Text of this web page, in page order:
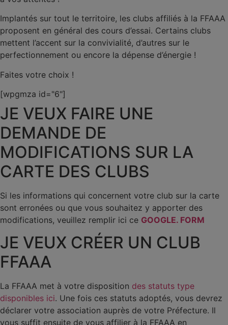
Implantés sur tout le territoire, les clubs affiliés à la FFAAA
proposent en général des cours d’essai. Certains clubs
mettent l’accent sur la convivialité, d’autres sur le
perfectionnement ou encore la dépense d’énergie !
Faites votre choix !
[wpgmza id="6"]
JE VEUX FAIRE UNE
DEMANDE DE
MODIFICATIONS SUR LA
CARTE DES CLUBS
Si les informations qui concernent votre club sur la carte
sont erronées ou que vous souhaitez y apporter des
modifications, veuillez remplir ici ce GOOGLE. FORM
JE VEUX CRÉER UN CLUB
FFAAA
La FFAAA met à votre disposition des statuts type
disponibles ici. Une fois ces statuts adoptés, vous devrez
déclarer votre association auprès de votre Préfecture. Il
vous suffit ensuite de vous affilier à la FFAAA en